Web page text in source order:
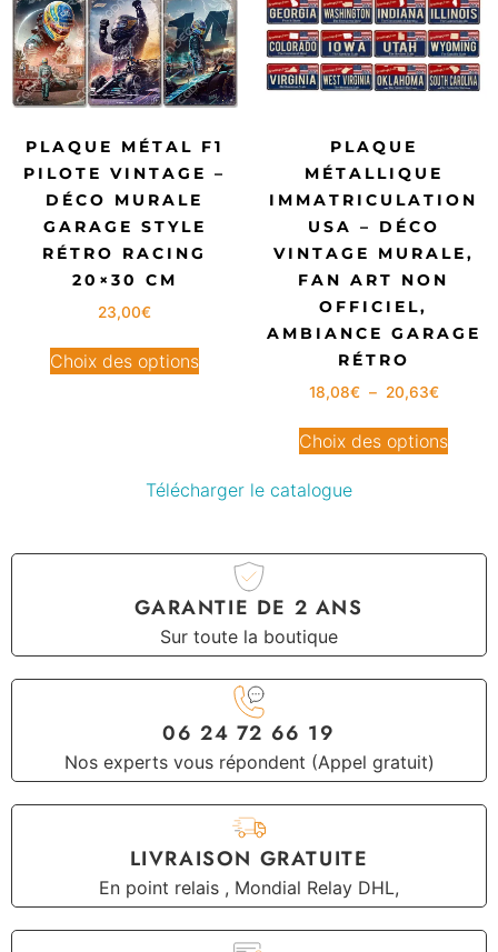
PLAQUE MÉTAL F1
PILOTE VINTAGE –
DÉCO MURALE
GARAGE STYLE
RÉTRO RACING
20×30 CM
23,00€
Choix des options
PLAQUE
MÉTALLIQUE
IMMATRICULATION
USA – DÉCO
VINTAGE MURALE,
FAN ART NON
OFFICIEL,
AMBIANCE GARAGE
RÉTRO
18,08€ – 20,63€
Choix des options
Télécharger le catalogue
GARANTIE DE 2 ANS
Sur toute la boutique
06 24 72 66 19
Nos experts vous répondent (Appel gratuit)
LIVRAISON GRATUITE
En point relais , Mondial Relay DHL,